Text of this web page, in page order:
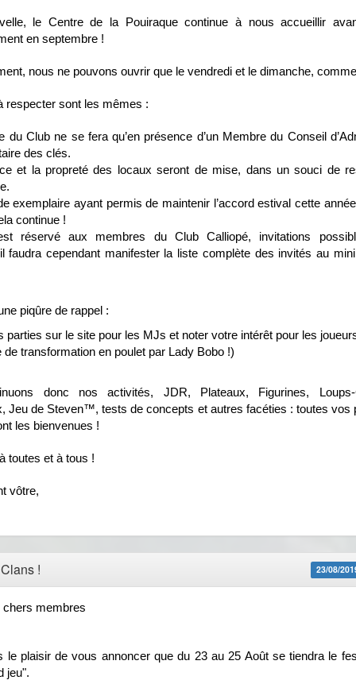
le Centre de la Pouiraque continue à nous accueillir
en septembre !
nous ne pouvons ouvrir que le vendredi et le dimanche, comme
respecter sont les mêmes :
du Club ne se fera qu’en présence d’un Membre du Conseil
des clés.
et la propreté des locaux seront de mise, dans un souci de
exemplaire ayant permis de maintenir l’accord estival cette
continue !
réservé aux membres du Club Calliopé, invitations
il faudra cependant manifester la liste complète des invités au
piqûre de rappel :
parties sur le site pour les MJs et noter votre intérêt pour les
de transformation en poulet par Lady Bobo !)
donc nos activités, JDR, Plateaux, Figurines,
Jeu de Steven™, tests de concepts et autres facéties : toutes vos
les bienvenues !
toutes et à tous !
vôtre,
23/08/
!
membres
le plaisir de vous annoncer que du 23 au 25 Août se tiendra le
jeu".